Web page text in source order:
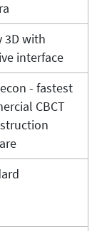
3D with
interface
- fastest
CBCT